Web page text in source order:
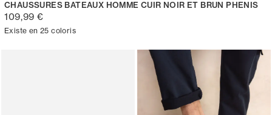
CHAUSSURES BATEAUX HOMME CUIR NOIR ET BRUN PHENIS
109,99 €
Existe en 25 coloris